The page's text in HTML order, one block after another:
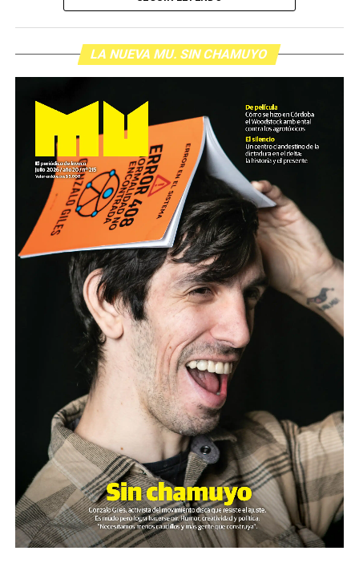
LA NUEVA MU. SIN CHAMUYO